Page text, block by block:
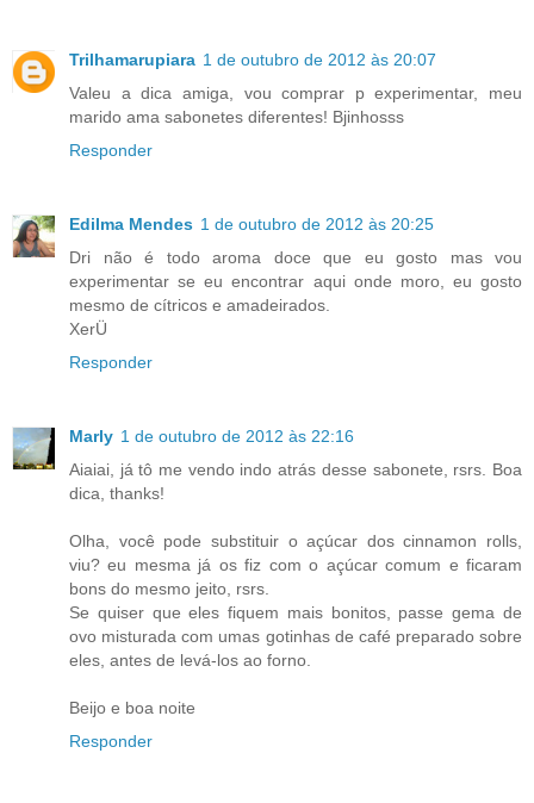
Trilhamarupiara 1 de outubro de 2012 às 20:07
Valeu a dica amiga, vou comprar p experimentar, meu
marido ama sabonetes diferentes! Bjinhosss
Responder
Edilma Mendes 1 de outubro de 2012 às 20:25
Dri não é todo aroma doce que eu gosto mas vou
experimentar se eu encontrar aqui onde moro, eu gosto
mesmo de cítricos e amadeirados.
XerÜ
Responder
Marly 1 de outubro de 2012 às 22:16
Aiaiai, já tô me vendo indo atrás desse sabonete, rsrs. Boa
dica, thanks!
Olha, você pode substituir o açúcar dos cinnamon rolls,
viu? eu mesma já os fiz com o açúcar comum e ficaram
bons do mesmo jeito, rsrs.
Se quiser que eles fiquem mais bonitos, passe gema de
ovo misturada com umas gotinhas de café preparado sobre
eles, antes de levá-los ao forno.
Beijo e boa noite
Responder